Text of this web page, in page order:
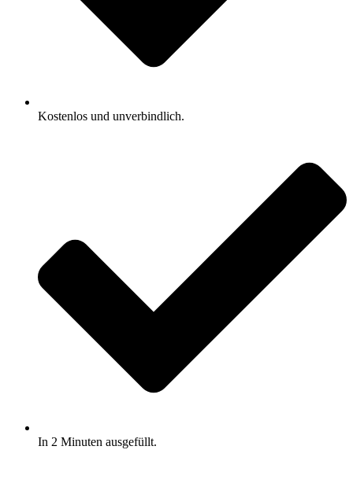
Kostenlos und unverbindlich.
In 2 Minuten ausgefüllt.